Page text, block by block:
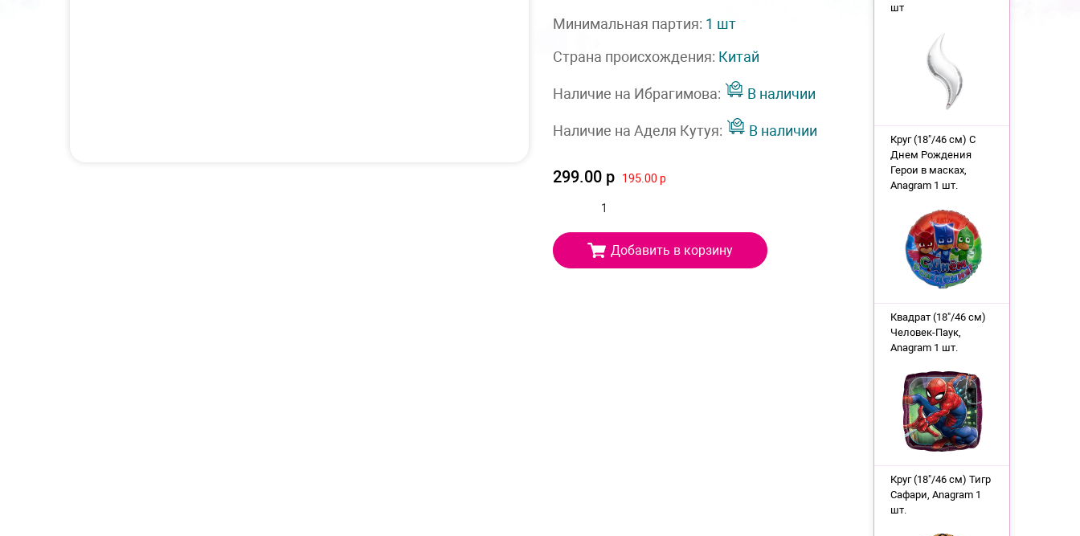
Минимальная партия: 1 шт
Страна происхождения: Китай
Наличие на Ибрагимова: В наличии
Наличие на Аделя Кутуя: В наличии
299.00 р 195.00 р
Добавить в корзину
шт
Круг (18"/46 см) С
Днем Рождения
Герои в масках,
Anagram 1 шт.
Квадрат (18"/46 см)
Человек-Паук,
Anagram 1 шт.
Круг (18"/46 см) Тигр
Сафари, Anagram 1
шт.